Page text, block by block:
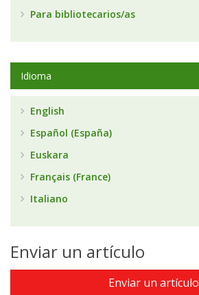
Para bibliotecarios/as
Idioma
English
Español (España)
Euskara
Français (France)
Italiano
Enviar un artículo
Enviar un artículo